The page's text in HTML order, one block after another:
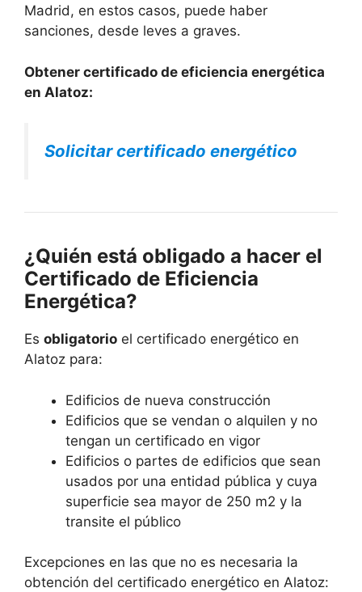
Madrid, en estos casos, puede haber
sanciones, desde leves a graves.
Obtener certificado de eficiencia energética
en Alatoz:
Solicitar certificado energético
¿Quién está obligado a hacer el
Certificado de Eficiencia
Energética?
Es obligatorio el certificado energético en
Alatoz para:
Edificios de nueva construcción
Edificios que se vendan o alquilen y no
tengan un certificado en vigor
Edificios o partes de edificios que sean
usados por una entidad pública y cuya
superficie sea mayor de 250 m2 y la
transite el público
Excepciones en las que no es necesaria la
obtención del certificado energético en Alatoz: